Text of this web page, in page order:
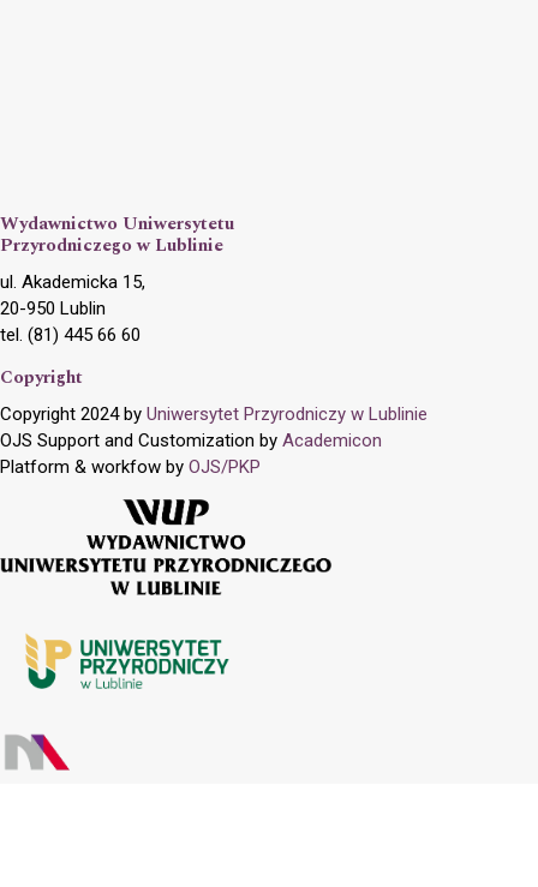
Wydawnictwo Uniwersytetu
Przyrodniczego w Lublinie
ul. Akademicka 15,
20-950 Lublin
tel. (81) 445 66 60
Copyright
Copyright 2024 by Uniwersytet Przyrodniczy w Lublinie
OJS Support and Customization by Academicon
Platform & workfow by OJS/PKP